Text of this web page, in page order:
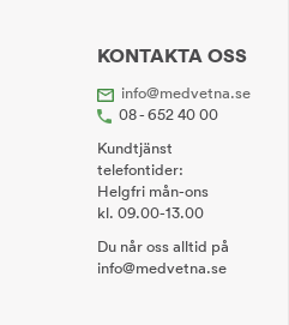
KONTAKTA OSS
info@medvetna.se
08 - 652 40 00
Kundtjänst
telefontider:
Helgfri mån-ons
kl. 09.00-13.00
Du når oss alltid på
info@medvetna.se